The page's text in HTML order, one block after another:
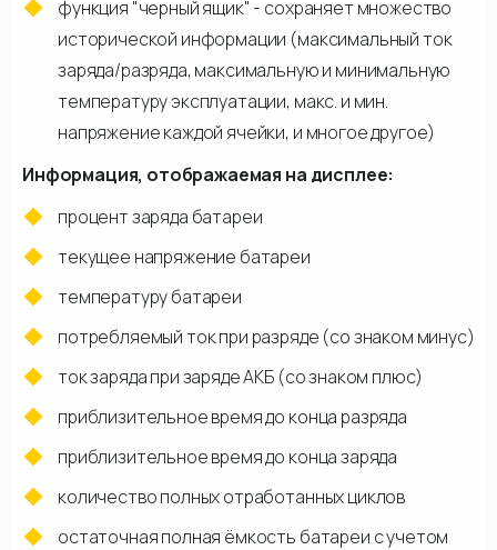
функция "черный ящик" - сохраняет множество
исторической информации (максимальный ток
заряда/разряда, максимальную и минимальную
температуру эксплуатации, макс. и мин.
напряжение каждой ячейки, и многое другое)
Информация, отображаемая на дисплее:
процент заряда батареи
текущее напряжение батареи
температуру батареи
потребляемый ток при разряде (со знаком минус)
ток заряда при заряде АКБ (со знаком плюс)
приблизительное время до конца разряда
приблизительное время до конца заряда
количество полных отработанных циклов
остаточная полная ёмкость батареи с учетом